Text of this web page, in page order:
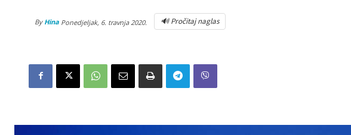
By Hina Ponedjeljak, 6. travnja 2020. 🔊 Pročitaj naglas